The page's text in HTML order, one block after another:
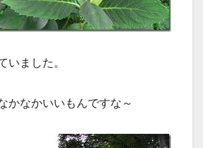
いました。
かなかいいもんですな～